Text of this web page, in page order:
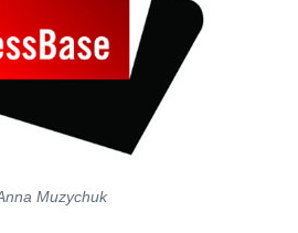
Muzychuk